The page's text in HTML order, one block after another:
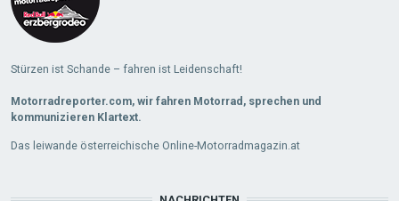
Stürzen ist Schande – fahren ist Leidenschaft!
Motorradreporter.com, wir fahren Motorrad, sprechen und
kommunizieren Klartext.
Das leiwande österreichische Online-Motorradmagazin.at